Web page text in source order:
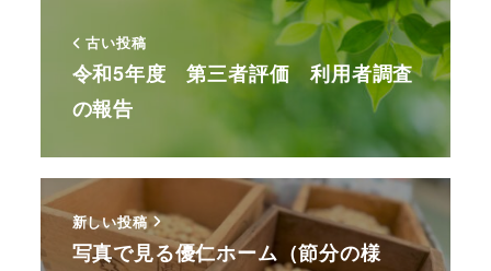
古い投稿
令和5年度 第三者評価 利用者調査
の報告
新しい投稿
写真で見る優仁ホーム（節分の様